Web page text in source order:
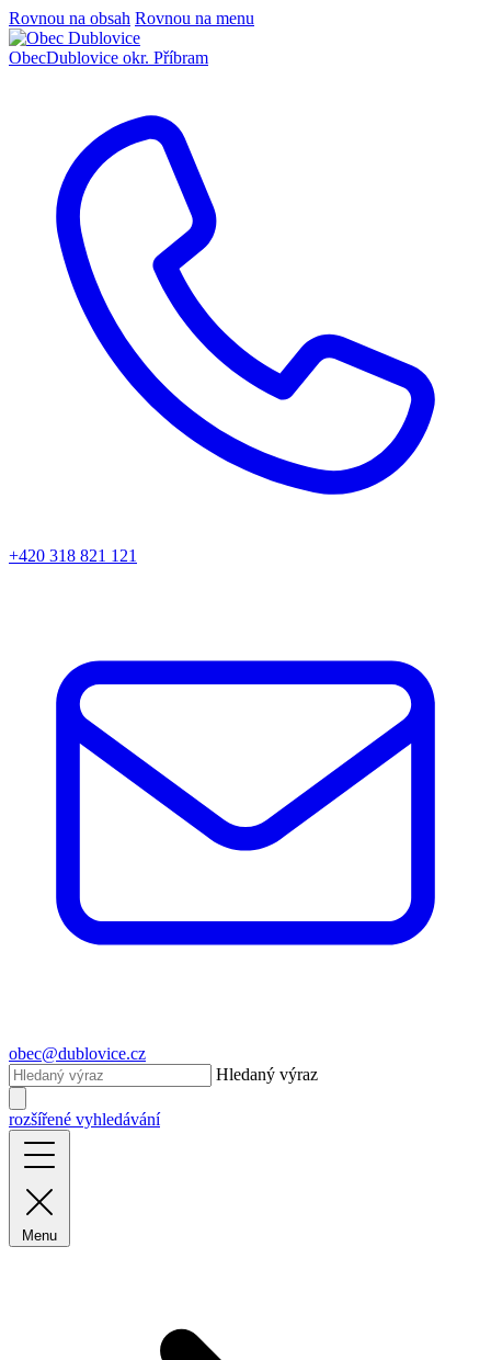
Rovnou na obsah Rovnou na menu
ObecDublovice okr. Příbram
+420 318 821 121
obec@dublovice.cz
Hledaný výraz
rozšířené vyhledávání
Menu